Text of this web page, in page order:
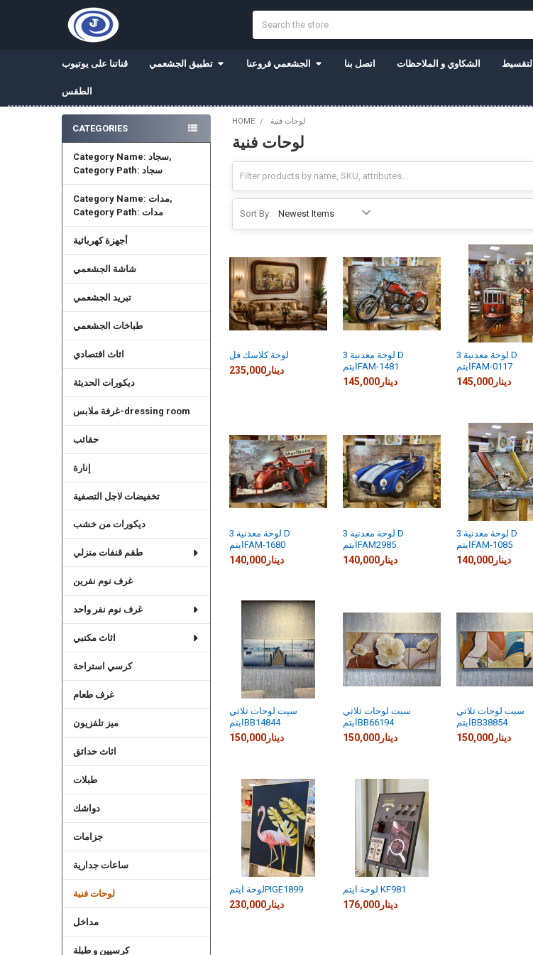
قناتنا على يوتيوب تطبيق الجشعمي الجشعمي فروعنا اتصل بنا الشكاوي و الملاحظات التقسيط
الطقس
Sidebar
CATEGORIES
Category Name: سجاد,
Category Path: سجاد
Category Name: مدات,
Category Path: مدات
أجهزة كهربائية
شاشة الجشعمي
تبريد الجشعمي
طباخات الجشعمي
اثاث اقتصادي
ديكورات الحديثة
غرفة ملابس-dressing room
حقائب
إنارة
تخفيضات لاجل التصفية
ديكورات من خشب
طقم قنفات منزلي
غرف نوم نفرين
غرف نوم نفر واحد
اثاث مكتبي
كرسي استراحة
غرف طعام
ميز تلفزيون
اثاث حدائق
طبلات
دواشك
جزامات
ساعات جدارية
لوحات فنية
مداخل
كرسيين و طبلة
HOME لوحات فنية
لوحات فنية
Sort By:
لوحة كلاسك فل
235,000دينار
لوحة معدنية 3 D
ايتمFAM-1481
145,000دينار
لوحة معدنية 3 D
ايتمFAM-0117
145,000دينار
لوحة معدنية 3 D
ايتمFAM-1680
140,000دينار
لوحة معدنية 3 D
ايتمFAM2985
140,000دينار
لوحة معدنية 3 D
ايتمFAM-1085
140,000دينار
سيت لوحات ثلاثي
ايتمBB14844
150,000دينار
سيت لوحات ثلاثي
ايتمBB66194
150,000دينار
سيت لوحات ثلاثي
ايتمBB38854
150,000دينار
لوحة ايتمPIGE1899
230,000دينار
لوحة ايتم KF981
176,000دينار